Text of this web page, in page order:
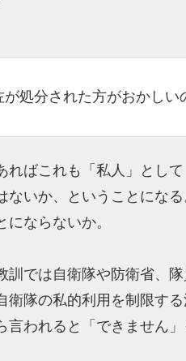
処分された方がおかしい
ればこれも「私人」とし
ないか、ということにな
にならないか。
訓では自衛隊や防衛省、
衛隊の私的利用を制限す
言われると「できません」